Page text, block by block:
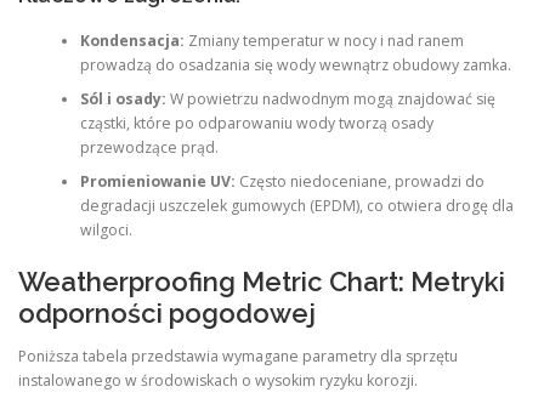
Kondensacja: Zmiany temperatur w nocy i nad ranem
prowadzą do osadzania się wody wewnątrz obudowy zamka.
Sól i osady: W powietrzu nadwodnym mogą znajdować się
cząstki, które po odparowaniu wody tworzą osady
przewodzące prąd.
Promieniowanie UV: Często niedoceniane, prowadzi do
degradacji uszczelek gumowych (EPDM), co otwiera drogę dla
wilgoci.
Weatherproofing Metric Chart: Metryki
odporności pogodowej
Poniższa tabela przedstawia wymagane parametry dla sprzętu
instalowanego w środowiskach o wysokim ryzyku korozji.